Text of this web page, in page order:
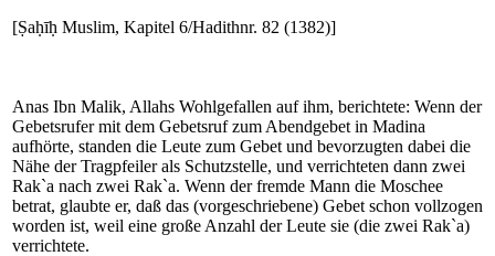
[Ṣaḥīḥ Muslim, Kapitel 6/Hadithnr. 82 (1382)]
Anas Ibn Malik, Allahs Wohlgefallen auf ihm, berichtete: Wenn der
Gebetsrufer mit dem Gebetsruf zum Abendgebet in Madina
aufhörte, standen die Leute zum Gebet und bevorzugten dabei die
Nähe der Tragpfeiler als Schutzstelle, und verrichteten dann zwei
Rak`a nach zwei Rak`a. Wenn der fremde Mann die Moschee
betrat, glaubte er, daß das (vorgeschriebene) Gebet schon vollzogen
worden ist, weil eine große Anzahl der Leute sie (die zwei Rak`a)
verrichtete.